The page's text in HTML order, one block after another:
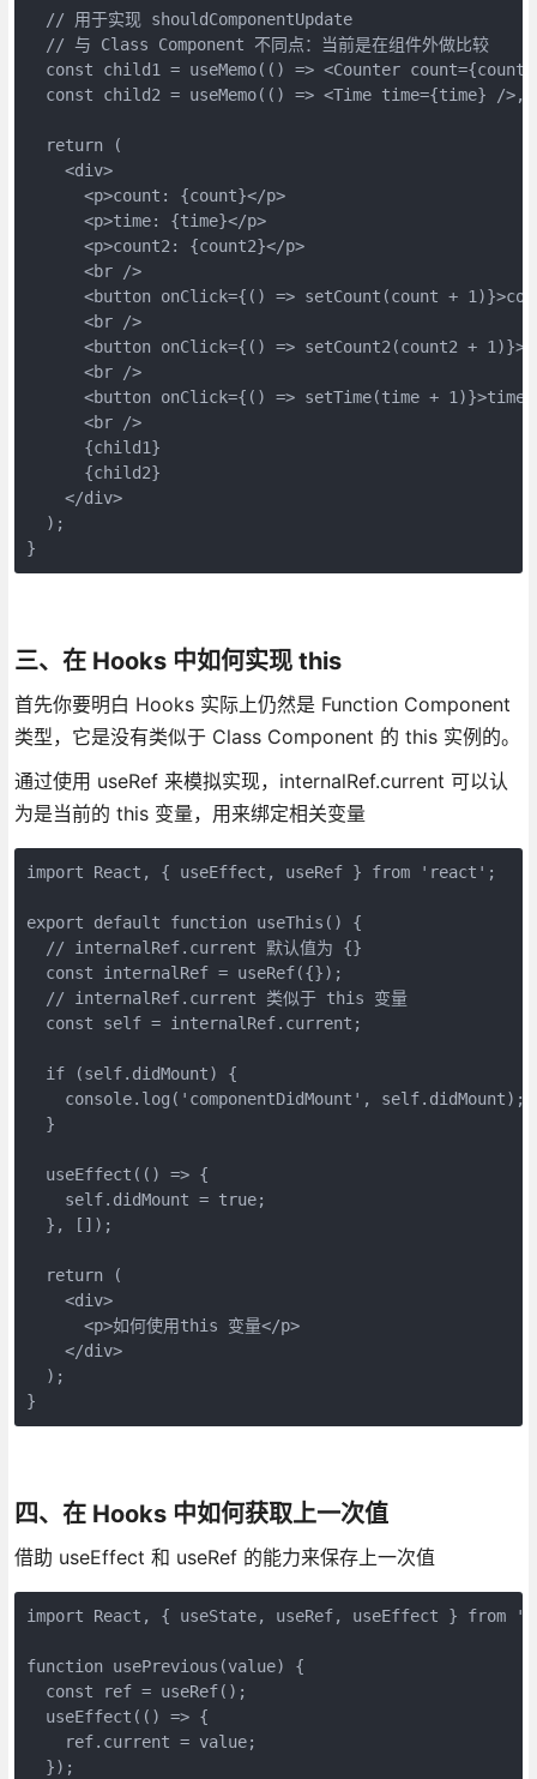
  // 用于实现 shouldComponentUpdate
  // 与 Class Component 不同点：当前是在组件外做比较
const child1 = useMemo(() => <Counter
const child2 = useMemo(() => <Time time={time} />,
  return (
    <div>
      <p>count: {count}</p>
      <p>time: {time}</p>
      <p>count2: {count2}</p>
      <br />
<button onClick={() => setCount(count +
      <br />
<button onClick={() => setCount2(count2 +
      <br />
<button onClick={() => setTime(time + 1)}>time
      <br />
      {child1}
      {child2}
    </div>
  );
}
三、在 Hooks 中如何实现 this
首先你要明白 Hooks 实际上仍然是 Function Component
类型，它是没有类似于 Class Component 的 this 实例的。
通过使用 useRef 来模拟实现，internalRef.current 可以认
为是当前的 this 变量，用来绑定相关变量
import React, { useEffect, useRef } from 'react';
export default function useThis() {
  // internalRef.current 默认值为 {}
  const internalRef = useRef({});
  // internalRef.current 类似于 this 变量
  const self = internalRef.current;
  if (self.didMount) {
    console.log('componentDidMount', self.didMount);
  }
  useEffect(() => {
    self.didMount = true;
  }, []);
  return (
    <div>
      <p>如何使用this 变量</p>
    </div>
  );
}
四、在 Hooks 中如何获取上一次值
借助 useEffect 和 useRef 的能力来保存上一次值
import React, { useState, useRef, useEffect } from
function usePrevious(value) {
  const ref = useRef();
  useEffect(() => {
    ref.current = value;
  });